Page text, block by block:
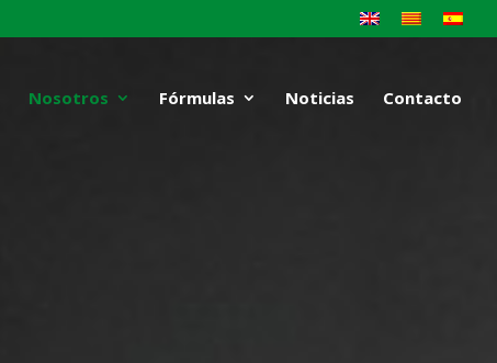
Nosotros Fórmulas Noticias Contacto